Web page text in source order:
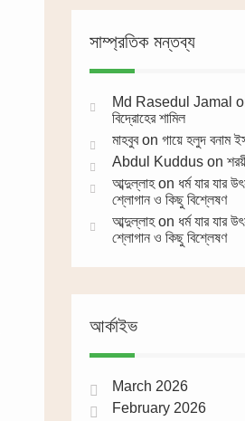
সাম্প্রতিক মন্তব্য
Md Rasedul Jamal
বিদ্রোহের শামিল
মাহবুবon গায়ে হলুদ বনাম
Abdul Kuddus on
আব্দুল্লাহon ধর্ম যার যার
শ্লোগান ও কিছু বিশ্লেষণ
আব্দুল্লাহon ধর্ম যার যার
শ্লোগান ও কিছু বিশ্লেষণ
আর্কাইভ
March 2026
February 2026